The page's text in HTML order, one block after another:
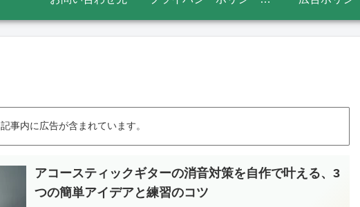
記事内に広告が含まれています。
アコースティックギターの消音対策を自作で叶える、3
つの簡単アイデアと練習のコツ